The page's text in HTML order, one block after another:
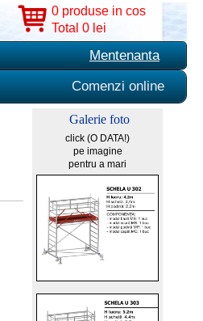
0 produse in cos
Total 0 lei
Mentenanta
Comenzi online
Galerie foto
click (O DATA!)
pe imagine
pentru a mari